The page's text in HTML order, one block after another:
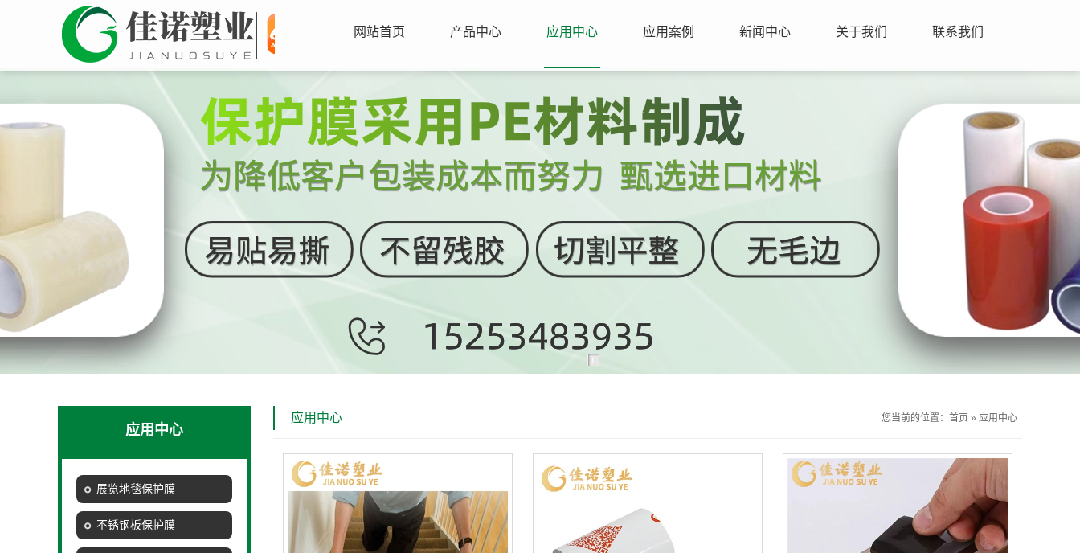
网站首页 产品中心 应用中心 应用案例 新闻中心 关于我们 联系我们
应用中心
展览地毯保护膜
不锈钢板保护膜
应用中心 您当前的位置： 首页 » 应用中心